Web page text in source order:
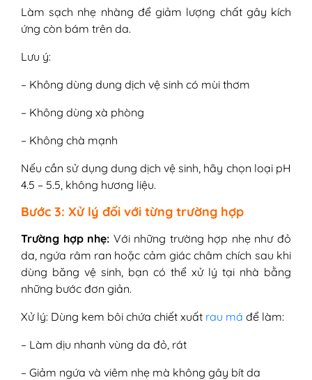
Làm sạch nhẹ nhàng để giảm lượng chất gây kích
ứng còn bám trên da.
Lưu ý:
– Không dùng dung dịch vệ sinh có mùi thơm
– Không dùng xà phòng
– Không chà mạnh
Nếu cần sử dụng dung dịch vệ sinh, hãy chọn loại pH
4.5 – 5.5, không hương liệu.
Bước 3: Xử lý đối với từng trường hợp
Trường hợp nhẹ: Với những trường hợp nhẹ như đỏ
da, ngứa râm ran hoặc cảm giác châm chích sau khi
dùng băng vệ sinh, bạn có thể xử lý tại nhà bằng
những bước đơn giản.
Xử lý: Dùng kem bôi chứa chiết xuất rau má để làm:
– Làm dịu nhanh vùng da đỏ, rát
– Giảm ngứa và viêm nhẹ mà không gây bít da